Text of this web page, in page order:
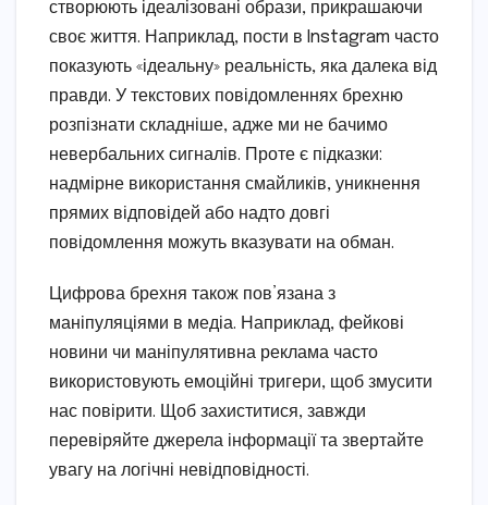
створюють ідеалізовані образи, прикрашаючи
своє життя. Наприклад, пости в Instagram часто
показують «ідеальну» реальність, яка далека від
правди. У текстових повідомленнях брехню
розпізнати складніше, адже ми не бачимо
невербальних сигналів. Проте є підказки:
надмірне використання смайликів, уникнення
прямих відповідей або надто довгі
повідомлення можуть вказувати на обман.
Цифрова брехня також пов’язана з
маніпуляціями в медіа. Наприклад, фейкові
новини чи маніпулятивна реклама часто
використовують емоційні тригери, щоб змусити
нас повірити. Щоб захиститися, завжди
перевіряйте джерела інформації та звертайте
увагу на логічні невідповідності.